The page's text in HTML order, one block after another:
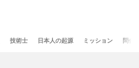
技術士 日本人の起源 ミッション 問合